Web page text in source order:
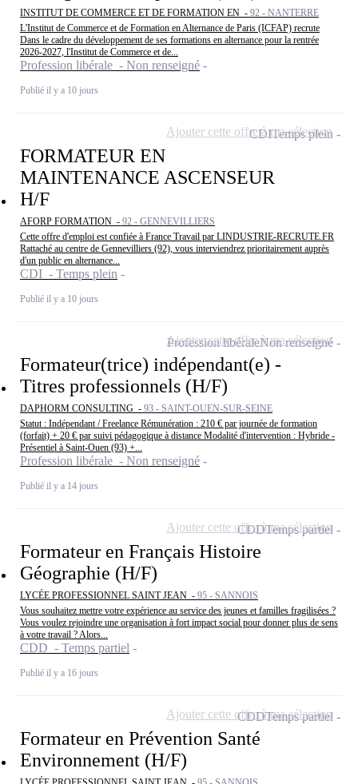
INSTITUT DE COMMERCE ET DE FORMATION EN - 92 - NANTERRE
L'Institut de Commerce et de Formation en Alternance de Paris (ICFAP) recrute
Dans le cadre du développement de ses formations en alternance pour la rentrée
2026-2027, l'Institut de Commerce et de...
Profession libérale - Non renseigné
Publié il y a 10 jours
FORMATEUR EN
MAINTENANCE ASCENSEUR
H/F
AFORP FORMATION - 92 - GENNEVILLIERS
Cette offre d'emploi est confiée à France Travail par LINDUSTRIE-RECRUTE.FR
Rattaché au centre de Gennevilliers (92), vous interviendrez prioritairement auprès
d'un public en alternance...
CDI - Temps plein
Publié il y a 10 jours
CDITemps plein
Ajouter cette offre à ma sélection
Formateur(trice) indépendant(e) -
Titres professionnels (H/F)
DAPHORM CONSULTING - 93 - SAINT-OUEN-SUR-SEINE
Statut : Indépendant / Freelance Rémunération : 210 € par journée de formation
(forfait) + 20 € par suivi pédagogique à distance Modalité d'intervention : Hybride -
Présentiel à Saint-Ouen (93) +...
Profession libérale - Non renseigné
Publié il y a 14 jours
Profession libéraleNon renseigné
Ajouter cette offre à ma sélection
Formateur en Français Histoire
Géographie (H/F)
LYCÉE PROFESSIONNEL SAINT JEAN - 95 - SANNOIS
Vous souhaitez mettre votre expérience au service des jeunes et familles fragilisées ?
Vous voulez rejoindre une organisation à fort impact social pour donner plus de sens
à votre travail ? Alors...
CDD - Temps partiel
Publié il y a 16 jours
CDDTemps partiel
Ajouter cette offre à ma sélection
Formateur en Prévention Santé
Environnement (H/F)
CDDTemps partiel
Ajouter cette offre à ma sélection